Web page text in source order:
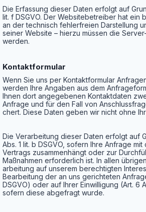
Die Erfas­sung die­ser Daten erfolgt auf
lit. f DSGVO. Der Web­site­be­trei­ber hat ein
an der tech­nisch feh­ler­frei­en Dar­stel­lung
sei­ner Web­site – hier­zu müs­sen die
werden.
Kon­takt­for­mu­lar
Wenn Sie uns per Kon­takt­for­mu­lar
wer­den Ihre Anga­ben aus dem
Ihnen dort ange­ge­be­nen Kon­takt­da­ten
Anfra­ge und für den Fall von
chert. Die­se Daten geben wir nicht ohne
Die Ver­ar­bei­tung die­ser Daten erfolgt auf
Abs. 1 lit. b DSGVO, sofern Ihre Anfra­ge
Ver­trags zusam­men­hängt oder zur
Maß­nah­men erfor­der­lich ist. In allen
ar­bei­tung auf unse­rem berech­tig­ten
Bear­bei­tung der an uns gerich­te­ten
DSGVO) oder auf Ihrer Ein­wil­li­gung (Art. 6
sofern die­se abge­fragt wurde.